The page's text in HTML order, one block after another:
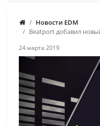
Новости EDM
Beatport добавил
24 марта 2019